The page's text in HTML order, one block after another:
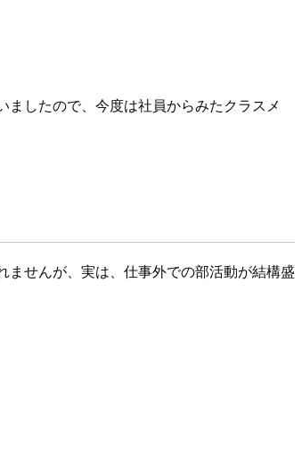
ましたので、今度は社員からみたクラスメ
せんが、実は、仕事外での部活動が結構盛